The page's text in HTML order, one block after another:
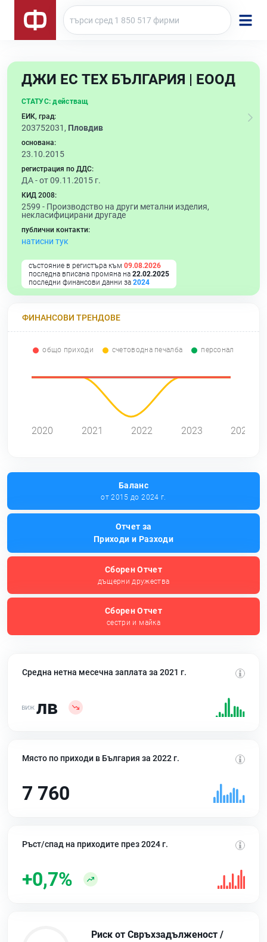
ДЖИ ЕС ТЕХ БЪЛГАРИЯ | ЕООД
СТАТУС: действащ
ЕИК, град:
203752031, Пловдив
основана:
23.10.2015
регистрация по ДДС:
ДА - от 09.11.2015 г.
КИД 2008:
2599 - Производство на други метални изделия,
некласифицирани другаде
публични контакти:
натисни тук
състояние в регистъра към 09.08.2026
последна вписана промяна на 22.02.2025
последни финансови данни за 2024
ФИНАНСОВИ ТРЕНДОВЕ
общо приходи счетоводна печалба персонал
2020 2021 2022 2023 2024
Баланс
от 2015 до 2024 г.
Отчет за
Приходи и Разходи
Сборен Отчет
дъщерни дружества
Сборен Отчет
сестри и майка
Средна нетна месечна заплата за 2021 г.
лв
Място по приходи в България за 2022 г.
7 760
Ръст/спад на приходите през 2024 г.
+0,7%
Риск от Свръхзадълженост /